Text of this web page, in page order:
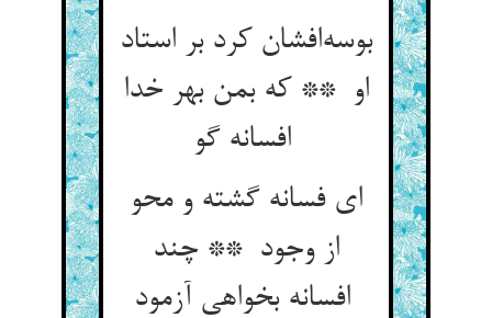
بوسه‌افشان کرد بر استاد
او ** که بمن بهر خدا
افسانه گو
ای فسانه گشته و محو
از وجود ** چند
افسانه بخواهی آزمود